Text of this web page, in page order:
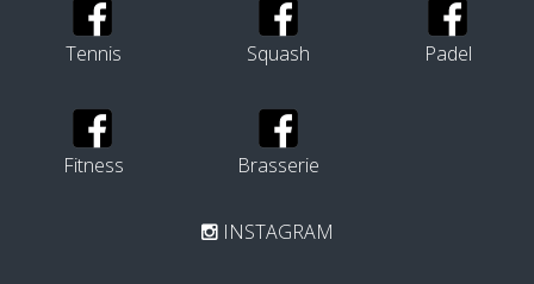
Tennis Squash Padel
Fitness Brasserie
INSTAGRAM